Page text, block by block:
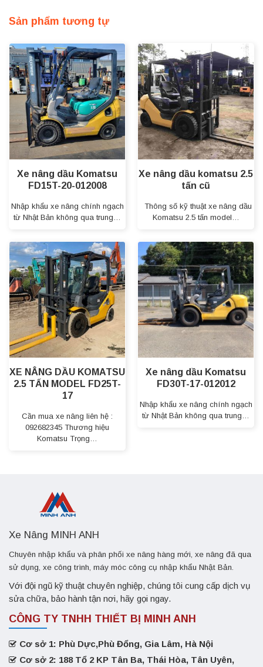
Sản phẩm tương tự
Xe nâng dầu Komatsu
FD15T-20-012008
Nhập khẩu xe nâng chính ngạch
từ Nhật Bản không qua trung…
Xe nâng dầu komatsu 2.5
tấn cũ
Thông số kỹ thuật xe nâng dầu
Komatsu 2.5 tấn model…
XE NÂNG DẦU KOMATSU
2.5 TẤN MODEL FD25T-
17
Cần mua xe nâng liên hệ :
092682345 Thương hiệu
Komatsu Trọng…
Xe nâng dầu Komatsu
FD30T-17-012012
Nhập khẩu xe nâng chính ngạch
từ Nhật Bản không qua trung…
Xe Nâng MINH ANH
Chuyên nhập khẩu và phân phối xe nâng hàng mới, xe nâng đã qua
sử dụng, xe công trình, máy móc công cụ nhập khẩu Nhật Bản.
Với đội ngũ kỹ thuật chuyên nghiệp, chúng tôi cung cấp dịch vụ
sửa chữa, bảo hành tận nơi, hãy gọi ngay.
CÔNG TY TNHH THIẾT BỊ MINH ANH
Cơ sở 1: Phù Dực,Phù Đổng, Gia Lâm, Hà Nội
Cơ sở 2: 188 Tổ 2 KP Tân Ba, Thái Hòa, Tân Uyên,